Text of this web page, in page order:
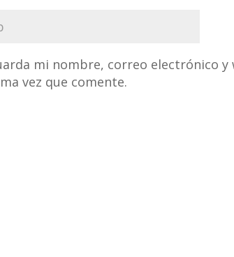
mi nombre, correo electrónico y
vez que comente.